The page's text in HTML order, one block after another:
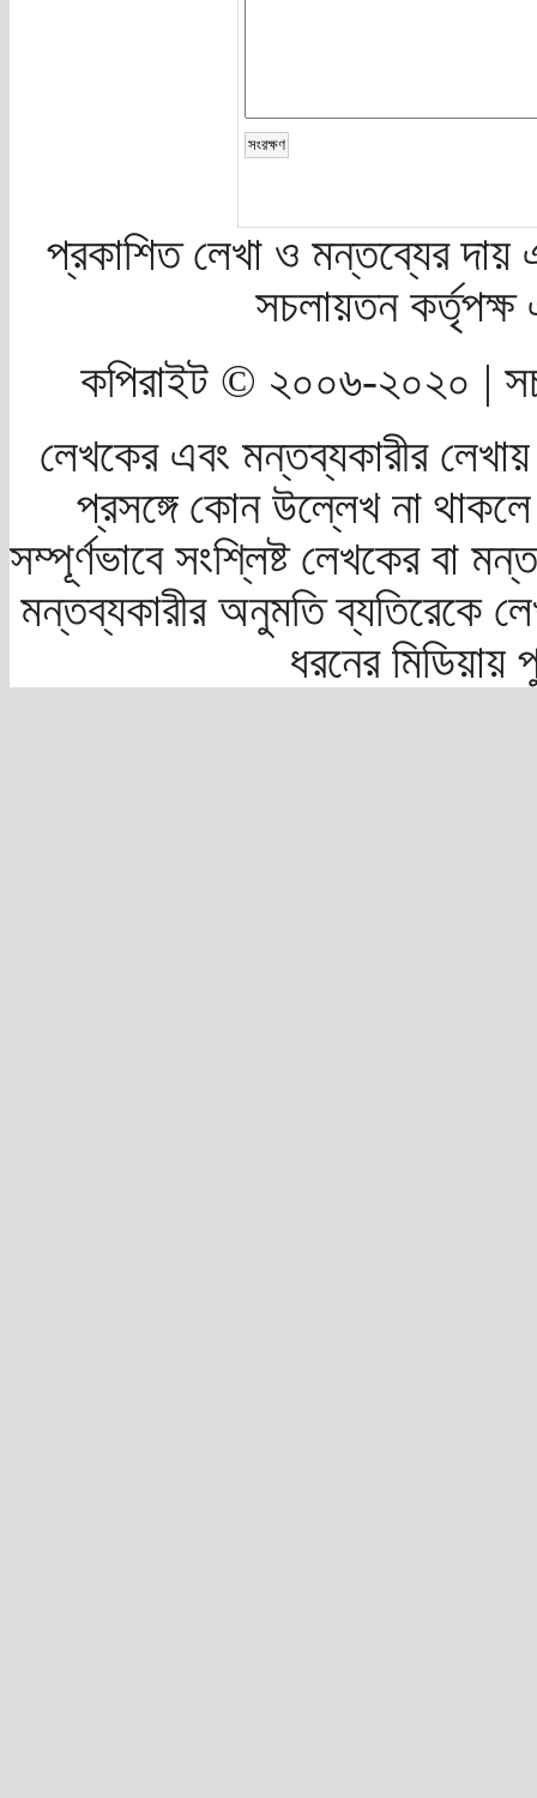
প্রকাশিত লেখা ও মন্তব্যের দায়
সচলায়তন
কপিরাইট © ২০০৬-২০২০ |
লেখকের এবং মন্তব্যকারীর
প্রসঙ্গে কোন উল্লেখ না
সম্পূর্ণভাবে সংশ্লিষ্ট লেখকের বা
মন্তব্যকারীর অনুমতি ব্যতিরেকে
ধরনের মিডিয়ায়